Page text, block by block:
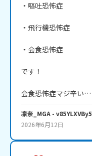
・嘔吐恐怖症
・飛行機恐怖症
・会食恐怖症
です！
会食恐怖症マジ辛い…
凛奈_MGA - v85YLXVBy5
2026年6月12日